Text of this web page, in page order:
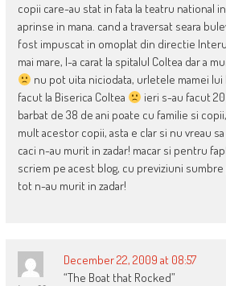
copii care-au stat in fata la teatru national
aprinse in mana. cand a traversat seara
fost impuscat in omoplat din directie
mai mare, l-a carat la spitalul Coltea dar a
nu pot uita niciodata, urletele mamei lui
facut la Biserica Coltea
ieri s-au facut
barbat de 38 de ani poate cu familie si
mult acestor copii, asta e clar si nu vreau
caci n-au murit in zadar! macar si pentru
scriem pe acest blog, cu previziuni
tot n-au murit in zadar!
December 22, 2009 at 08:57
“The Boat that Rocked”